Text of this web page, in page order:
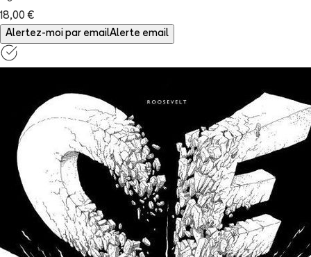
18,00 €
Alertez-moi par emailAlerte email